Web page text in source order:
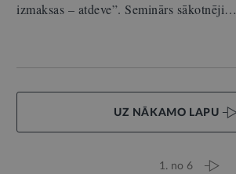
izmaksas – atdeve”. Seminārs sākotnēji…
UZ NĀKAMO LAPU
1. no 6